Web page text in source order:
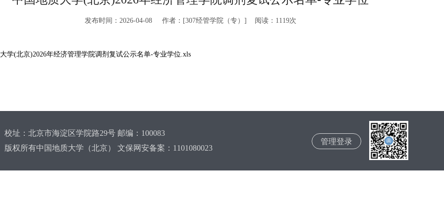
发布时间：2026-04-08 作者：[307经管学院（专）] 阅读： 1119次
学(北京)2026年经济管理学院调剂复试公示名单-专业学位.xls
校址：北京市海淀区学院路29号 邮编：100083
版权所有中国地质大学（北京） 文保网安备案：1101080023
管理登录